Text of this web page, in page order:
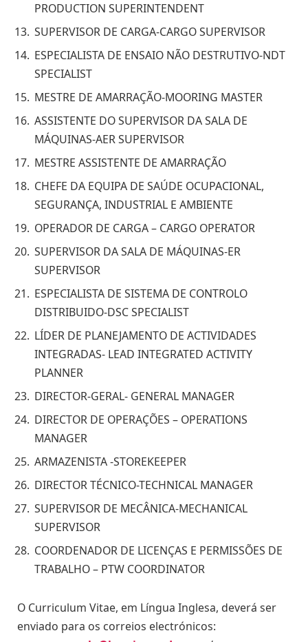
PRODUCTION SUPERINTENDENT
SUPERVISOR DE CARGA-CARGO SUPERVISOR
ESPECIALISTA DE ENSAIO NÃO DESTRUTIVO-NDT
SPECIALIST
MESTRE DE AMARRAÇÃO-MOORING MASTER
ASSISTENTE DO SUPERVISOR DA SALA DE
MÁQUINAS-AER SUPERVISOR
MESTRE ASSISTENTE DE AMARRAÇÃO
CHEFE DA EQUIPA DE SAÚDE OCUPACIONAL,
SEGURANÇA, INDUSTRIAL E AMBIENTE
OPERADOR DE CARGA – CARGO OPERATOR
SUPERVISOR DA SALA DE MÁQUINAS-ER
SUPERVISOR
ESPECIALISTA DE SISTEMA DE CONTROLO
DISTRIBUIDO-DSC SPECIALIST
LÍDER DE PLANEJAMENTO DE ACTIVIDADES
INTEGRADAS- LEAD INTEGRATED ACTIVITY
PLANNER
DIRECTOR-GERAL- GENERAL MANAGER
DIRECTOR DE OPERAÇÕES – OPERATIONS
MANAGER
ARMAZENISTA -STOREKEEPER
DIRECTOR TÉCNICO-TECHNICAL MANAGER
SUPERVISOR DE MECÂNICA-MECHANICAL
SUPERVISOR
COORDENADOR DE LICENÇAS E PERMISSÕES DE
TRABALHO – PTW COORDINATOR
O Curriculum Vitae, em Língua Inglesa, deverá ser
enviado para os correios electrónicos: